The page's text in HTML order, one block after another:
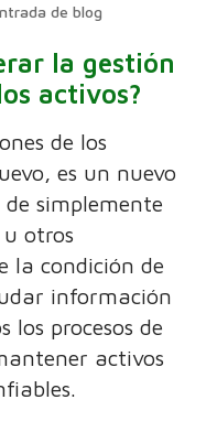
de blog
la gestión
activos?
de los
es un nuevo
simplemente
otros
la condición de
información
los procesos de
activos